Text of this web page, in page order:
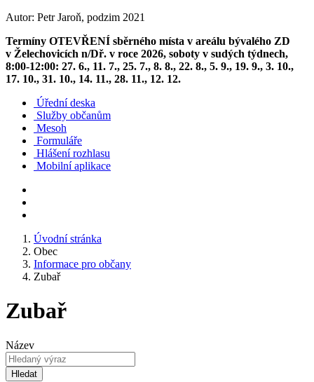
Autor: Petr Jaroň, podzim 2021
Termíny OTEVŘENÍ sběrného místa v areálu bývalého ZD
v Želechovicích n/Dř. v roce 2026, soboty v sudých týdnech,
8:00-12:00: 27. 6., 11. 7., 25. 7., 8. 8., 22. 8., 5. 9., 19. 9., 3. 10.,
17. 10., 31. 10., 14. 11., 28. 11., 12. 12.
Úřední deska
Služby občanům
Mesoh
Formuláře
Hlášení rozhlasu
Mobilní aplikace
Úvodní stránka
Obec
Informace pro občany
Zubař
Zubař
Název
Hledat